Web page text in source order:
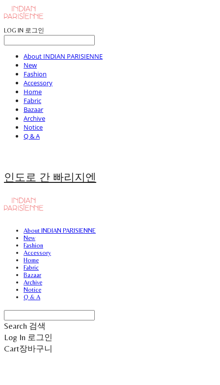
LOG IN 로그인
About INDIAN PARISIENNE
New
Fashion
Accessory
Home
Fabric
Bazaar
Archive
Notice
Q & A
인도로 간 빠리지엔
About INDIAN PARISIENNE
New
Fashion
Accessory
Home
Fabric
Bazaar
Archive
Notice
Q & A
Search 검색
Log In 로그인
Cart장바구니